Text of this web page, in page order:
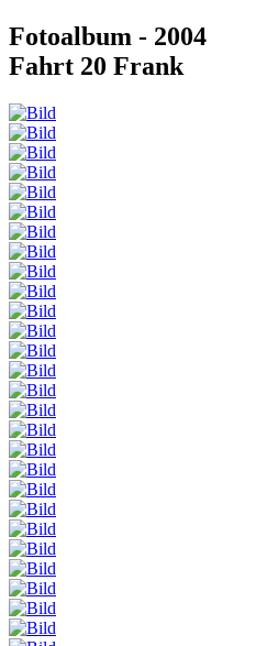
Fotoalbum - 2004
Fahrt 20 Frank